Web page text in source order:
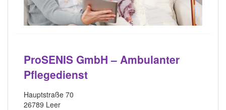
ProSENIS GmbH – Ambulanter
Pflegedienst
Hauptstraße 70
26789 Leer